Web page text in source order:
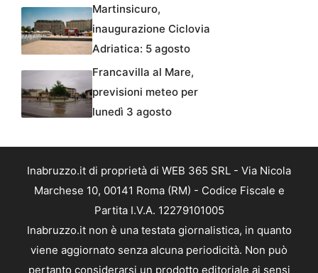
Martinsicuro,
inaugurazione Ciclovia
Adriatica: 5 agosto
Francavilla al Mare,
previsioni meteo per
lunedì 3 agosto
Inabruzzo.it di proprietà di WEB 365 SRL - Via Nicola
Marchese 10, 00141 Roma (RM) - Codice Fiscale e
Partita I.V.A. 12279101005
Inabruzzo.it non è una testata giornalistica, in quanto
viene aggiornato senza alcuna periodicità. Non può
pertanto considerarsi un prodotto editoriale ai sensi